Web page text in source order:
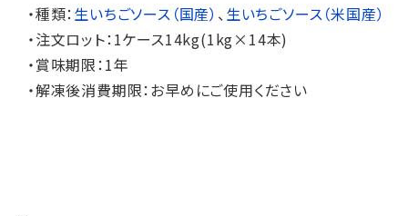
・種類：生いちごソース（国産） 、 生いちごソース（米国産）
・注文ロット：1ケース14kg(1kg×14本)
・賞味期限：1年
・解凍後消費期限：お早めにご使用ください